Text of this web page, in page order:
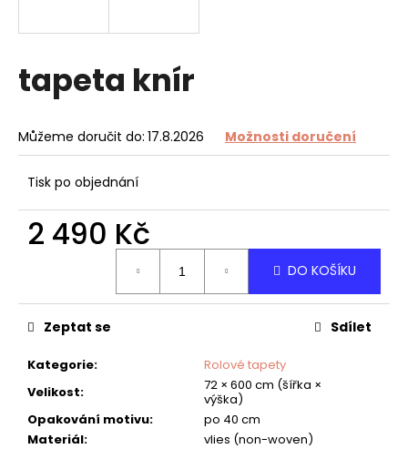
tapeta knír
Můžeme doručit do: 17.8.2026 Možnosti doručení
Tisk po objednání
2 490 Kč
DO KOŠÍKU
Kategorie:
Rolové tapety
Velikost:
72 × 600 cm (šířka ×
výška)
Opakování motivu:
po 40 cm
Materiál: vlies (non-woven)
Zeptat se Sdílet
í
t
HLEDAT
o
p
u
č
u